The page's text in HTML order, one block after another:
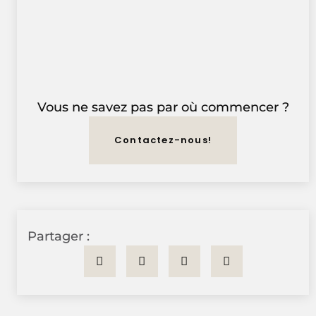
Vous ne savez pas par où commencer ?
Contactez-nous!
Partager :